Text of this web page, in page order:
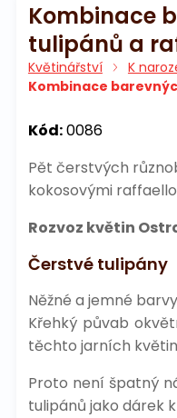
Kombinace
tulipánů a
Květinářství
K
Kombinace
Kód:0086
Pět čerstvých
kokosovými
Rozvoz květin
Čerstvé tulipány
Něžné a jemné
Křehký půvab
těchto jarních
Proto není špatný
tulipánů jako dárek